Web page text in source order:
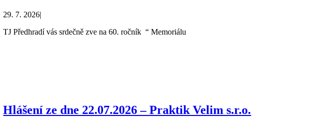
29. 7. 2026|
TJ Předhradí vás srdečně zve na 60. ročník “ Memoriálu
Hlášení ze dne 22.07.2026 – Praktik Velim s.r.o.